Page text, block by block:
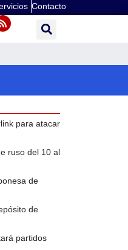
Contacto
para atacar
ruso del 10 al
de
de
partidos